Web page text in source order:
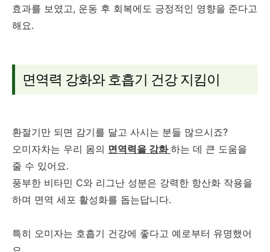
효과를 보였고, 운동 후 회복에도 긍정적인 영향을 준다고
해요.
면역력 강화와 호흡기 건강 지킴이
환절기만 되면 감기를 달고 사시는 분들 많으시죠?
오미자차는 우리 몸의 면역력을 강화하는 데 큰 도움을
줄 수 있어요.
풍부한 비타민 C와 리그난 성분은 강력한 항산화 작용을
하며 면역 세포 활성화를 돕는답니다.
특히 오미자는 호흡기 건강에 좋다고 예로부터 유명했어